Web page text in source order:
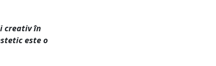
creativ în
este o